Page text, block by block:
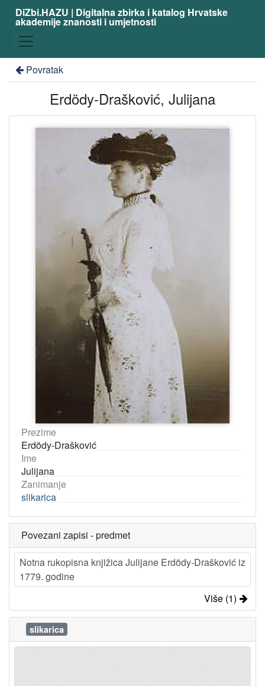
DiZbi.HAZU | Digitalna zbirka i katalog Hrvatske
akademije znanosti i umjetnosti
Povratak
Erdödy-Drašković, Julijana
Prezime
Erdödy-Drašković
Ime
Julijana
Zanimanje
slikarica
Povezani zapisi - predmet
Notna rukopisna knjižica Julijane Erdödy-Drašković iz
1779. godine
Više (1)
slikarica